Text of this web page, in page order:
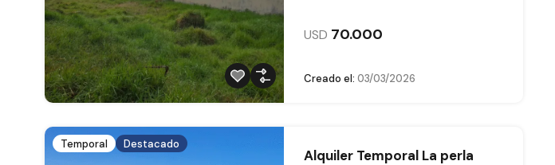
USD 70.000
Creado el: 03/03/2026
Temporal Destacado
Alquiler Temporal La perla